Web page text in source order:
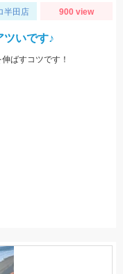
半田店 900 view
ツいです♪
ばすコツです！